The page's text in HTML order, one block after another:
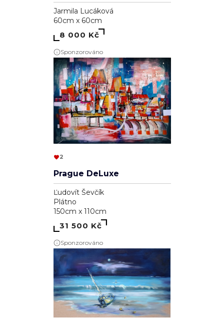
Jarmila Lucáková
60cm x 60cm
8 000 Kč
Sponzorováno
2
Prague DeLuxe
Ľudovít Ševčík
Plátno
150cm x 110cm
31 500 Kč
Sponzorováno